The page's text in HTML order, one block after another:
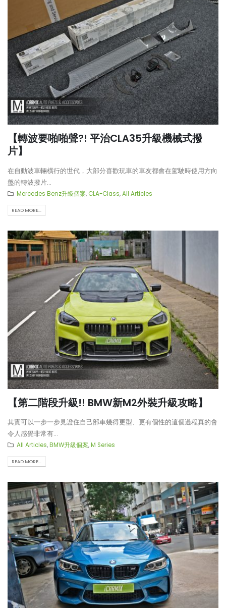
【轉波要啪啪聲?! 平治CLA35升級機械式撥
片】
在自動波車輛橫行的世代，大部分喜歡玩車的車友都會在駕駛時使用方向
盤的轉波撥片...
Mercedes Benz升級個案, CLA-Class,All Articles
READ MORE...
【第二階段升級!! BMW新M2外裝升級攻略】
其實可以一步一步見證住自己部車幾得更型、更有個性的這個過程真的會
令人感覺非常有...
All Articles,BMW升級個案,M Series
READ MORE...